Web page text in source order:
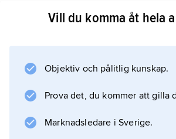
Vill du komma åt hela
Objektiv och pålitlig kunskap.
Prova det, du kommer att gilla
Marknadsledare i Sverige.